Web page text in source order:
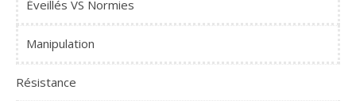
Éveillés VS Normies
Manipulation
Résistance